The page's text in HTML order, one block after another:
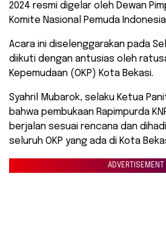
2024 resmi digelar oleh Dewan
Komite Nasional Pemuda
Acara ini diselenggarakan pada
diikuti dengan antusias oleh
Kepemudaan (OKP) Kota Bekasi.
Syahril Mubarok, selaku Ketua
bahwa pembukaan Rapimpurda
berjalan sesuai rencana dan
seluruh OKP yang ada di Kota
ADVERTISEMENT